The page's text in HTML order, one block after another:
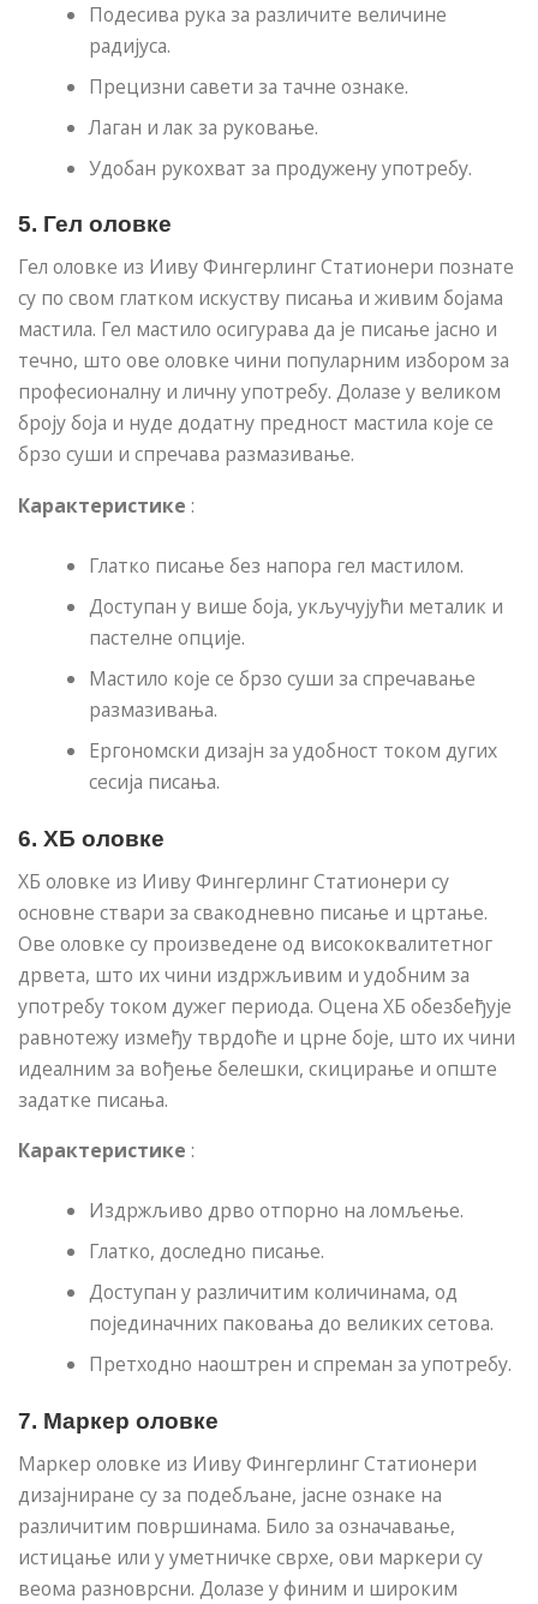
Подесива рука за различите величине
радијуса.
Прецизни савети за тачне ознаке.
Лаган и лак за руковање.
Удобан рукохват за продужену употребу.
5. Гел оловке
Гел оловке из Ииву Фингерлинг Статионери познате
су по свом глатком искуству писања и живим бојама
мастила. Гел мастило осигурава да је писање јасно и
течно, што ове оловке чини популарним избором за
професионалну и личну употребу. Долазе у великом
броју боја и нуде додатну предност мастила које се
брзо суши и спречава размазивање.
Карактеристике :
Глатко писање без напора гел мастилом.
Доступан у више боја, укључујући металик и
пастелне опције.
Мастило које се брзо суши за спречавање
размазивања.
Ергономски дизајн за удобност током дугих
сесија писања.
6. ХБ оловке
ХБ оловке из Ииву Фингерлинг Статионери су
основне ствари за свакодневно писање и цртање.
Ове оловке су произведене од висококвалитетног
дрвета, што их чини издржљивим и удобним за
употребу током дужег периода. Оцена ХБ обезбеђује
равнотежу између тврдоће и црне боје, што их чини
идеалним за вођење белешки, скицирање и опште
задатке писања.
Карактеристике :
Издржљиво дрво отпорно на ломљење.
Глатко, доследно писање.
Доступан у различитим количинама, од
појединачних паковања до великих сетова.
Претходно наоштрен и спреман за употребу.
7. Маркер оловке
Маркер оловке из Ииву Фингерлинг Статионери
дизајниране су за подебљане, јасне ознаке на
различитим површинама. Било за означавање,
истицање или у уметничке сврхе, ови маркери су
веома разноврсни. Долазе у финим и широким